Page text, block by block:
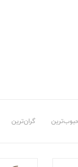
گران‌ترین